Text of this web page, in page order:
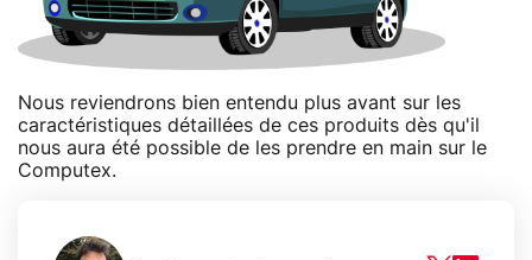
Nous reviendrons bien entendu plus avant sur les
caractéristiques détaillées de ces produits dès qu'il
nous aura été possible de les prendre en main sur le
Computex.